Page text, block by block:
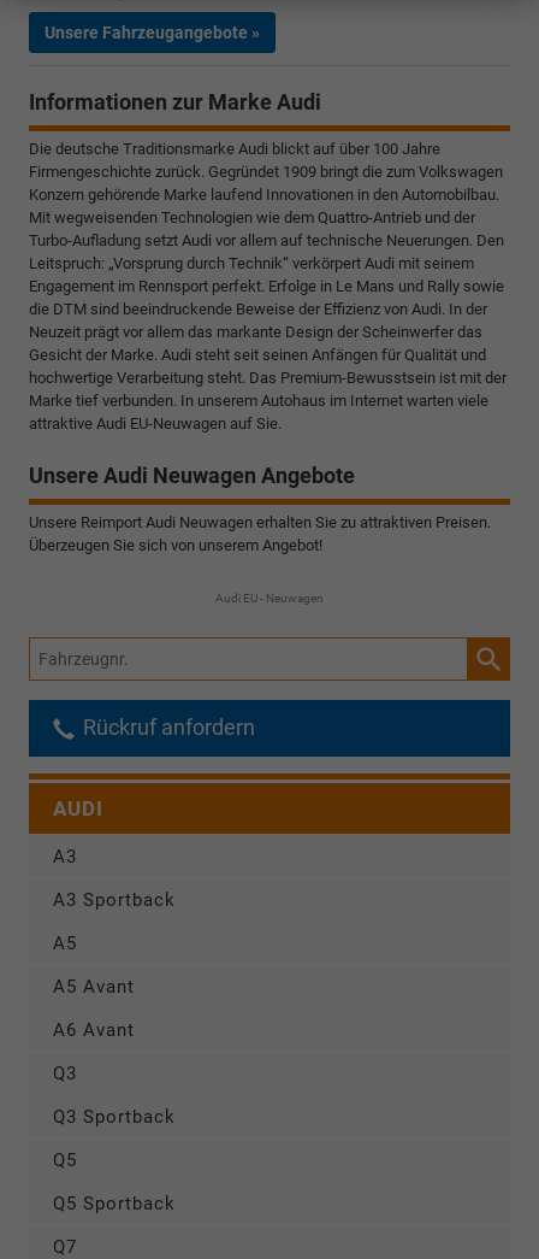
Unsere Fahrzeugangebote »
Informationen zur Marke Audi
Die deutsche Traditionsmarke Audi blickt auf über 100 Jahre
Firmengeschichte zurück. Gegründet 1909 bringt die zum Volkswagen
Konzern gehörende Marke laufend Innovationen in den Automobilbau.
Mit wegweisenden Technologien wie dem Quattro-Antrieb und der
Turbo-Aufladung setzt Audi vor allem auf technische Neuerungen. Den
Leitspruch: „Vorsprung durch Technik“ verkörpert Audi mit seinem
Engagement im Rennsport perfekt. Erfolge in Le Mans und Rally sowie
die DTM sind beeindruckende Beweise der Effizienz von Audi. In der
Neuzeit prägt vor allem das markante Design der Scheinwerfer das
Gesicht der Marke. Audi steht seit seinen Anfängen für Qualität und
hochwertige Verarbeitung steht. Das Premium-Bewusstsein ist mit der
Marke tief verbunden. In unserem Autohaus im Internet warten viele
attraktive Audi EU-Neuwagen auf Sie.
Unsere Audi Neuwagen Angebote
Unsere Reimport Audi Neuwagen erhalten Sie zu attraktiven Preisen.
Überzeugen Sie sich von unserem Angebot!
Audi EU - Neuwagen
Fahrzeugnr.
Rückruf anfordern
AUDI
A3
A3 Sportback
A5
A5 Avant
A6 Avant
Q3
Q3 Sportback
Q5
Q5 Sportback
Q7